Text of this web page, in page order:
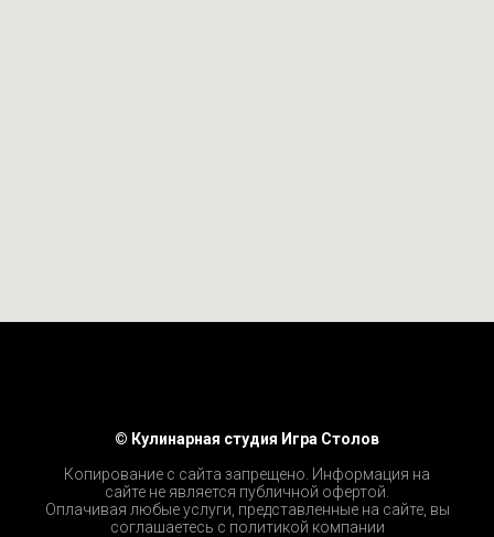
© Кулинарная студия Игра Столов
Копирование с сайта запрещено. Информация на
сайте не является публичной офертой.
Оплачивая любые услуги, представленные на сайте, вы
соглашаетесь с политикой компании